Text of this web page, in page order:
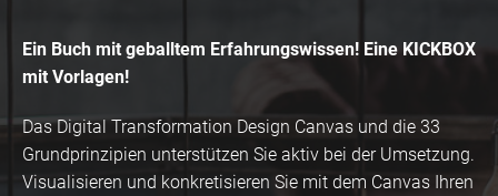
Ein Buch mit geballtem Erfahrungswissen! Eine KICKBOX
mit Vorlagen!
Das Digital Transformation Design Canvas und die 33
Grundprinzipien unterstützen Sie aktiv bei der Umsetzung.
Visualisieren und konkretisieren Sie mit dem Canvas Ihren